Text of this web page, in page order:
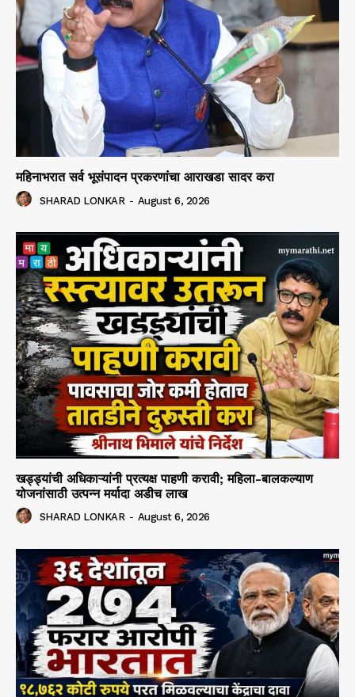
महिनाभरात सर्व भूसंपादन प्रकरणांचा आराखडा सादर करा
SHARAD LONKAR - August 6, 2026
खड्ड्यांची अधिकाऱ्यांनी प्रत्यक्ष पाहणी करावी; महिला-बालकल्याण
योजनांसाठी उत्पन्न मर्यादा अडीच लाख
SHARAD LONKAR - August 6, 2026